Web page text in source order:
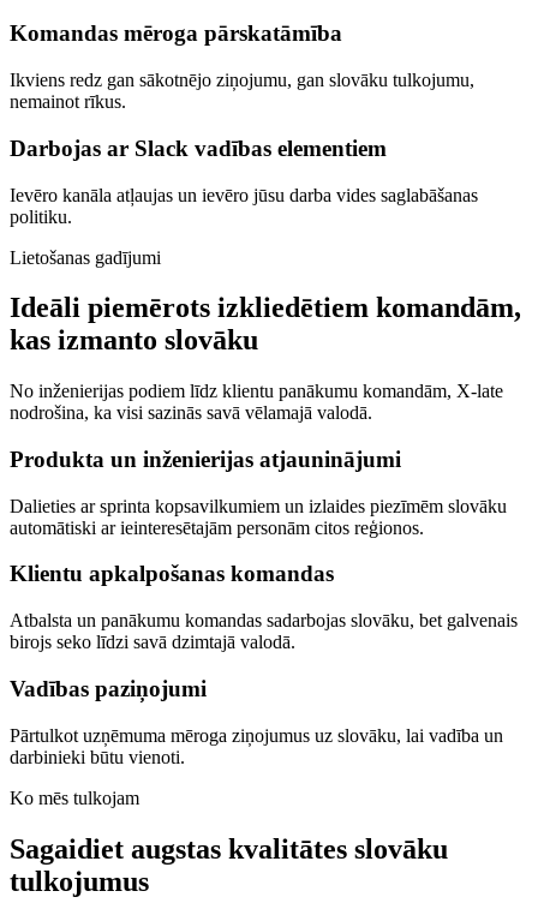
Komandas mēroga pārskatāmība
Ikviens redz gan sākotnējo ziņojumu, gan slovāku tulkojumu,
nemainot rīkus.
Darbojas ar Slack vadības elementiem
Ievēro kanāla atļaujas un ievēro jūsu darba vides saglabāšanas
politiku.
Lietošanas gadījumi
Ideāli piemērots izkliedētiem komandām,
kas izmanto slovāku
No inženierijas podiem līdz klientu panākumu komandām, X-late
nodrošina, ka visi sazinās savā vēlamajā valodā.
Produkta un inženierijas atjauninājumi
Dalieties ar sprinta kopsavilkumiem un izlaides piezīmēm slovāku
automātiski ar ieinteresētajām personām citos reģionos.
Klientu apkalpošanas komandas
Atbalsta un panākumu komandas sadarbojas slovāku, bet galvenais
birojs seko līdzi savā dzimtajā valodā.
Vadības paziņojumi
Pārtulkot uzņēmuma mēroga ziņojumus uz slovāku, lai vadība un
darbinieki būtu vienoti.
Ko mēs tulkojam
Sagaidiet augstas kvalitātes slovāku
tulkojumus